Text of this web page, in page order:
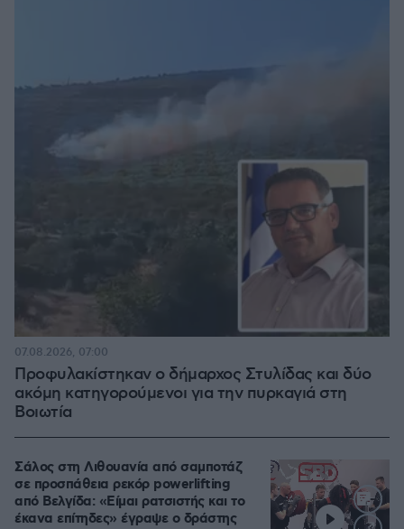
Προφυλακίστηκαν ο δήμαρχος Στυλίδας και δύο
ακόμη κατηγορούμενοι για την πυρκαγιά στη
Βοιωτία
07.08.2026, 07:00
Σάλος στη Λιθουανία από σαμποτάζ
σε προσπάθεια ρεκόρ powerlifting
από Βελγίδα: «Είμαι ρατσιστής και το
έκανα επίτηδες» έγραψε ο δράστης